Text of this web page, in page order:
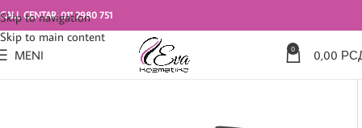
Skip to navigation
Skip to main content
CALL CENTAR: 011 2980 751
MENI 0 0,00